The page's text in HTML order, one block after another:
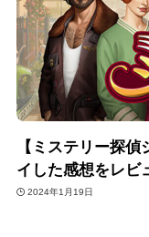
【ミステリー探
イした感想をレビ
2024年1月19日